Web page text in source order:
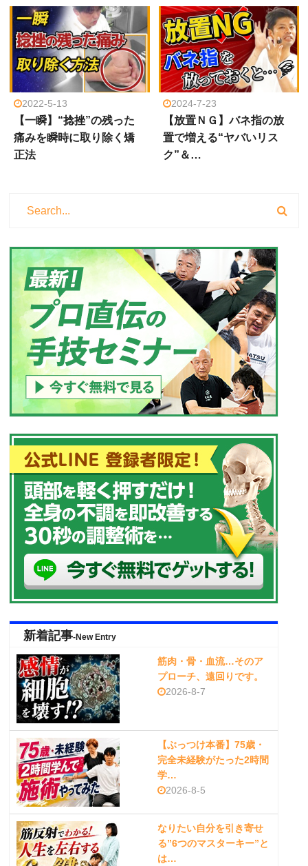
2022-5-13
【一瞬】“捻挫”の残った
痛みを瞬時に取り除く矯
正法
2024-7-23
【放置ＮＧ】バネ指の放
置で増える“ヤバいリス
ク”＆…
新着記事-New Entry
筋肉・骨・血流…そのア
プローチ、遠回りです。
2026-8-7
【ぶっつけ本番】75歳・
完全未経験がたった2時間
学…
2026-8-5
なりたい自分を引き寄せ
る”6つのマスターキー”と
は…